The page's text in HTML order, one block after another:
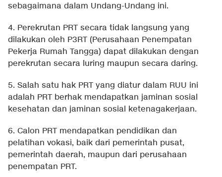
sebagaimana dalam Undang-Undang ini.
4. Perekrutan PRT secara tidak langsung yang
dilakukan oleh P3RT (Perusahaan Penempatan
Pekerja Rumah Tangga) dapat dilakukan dengan
perekrutan secara luring maupun secara daring.
5. Salah satu hak PRT yang diatur dalam RUU ini
adalah PRT berhak mendapatkan jaminan sosial
kesehatan dan jaminan sosial ketenagakerjaan.
6. Calon PRT mendapatkan pendidikan dan
pelatihan vokasi, baik dari pemerintah pusat,
pemerintah daerah, maupun dari perusahaan
penempatan PRT.